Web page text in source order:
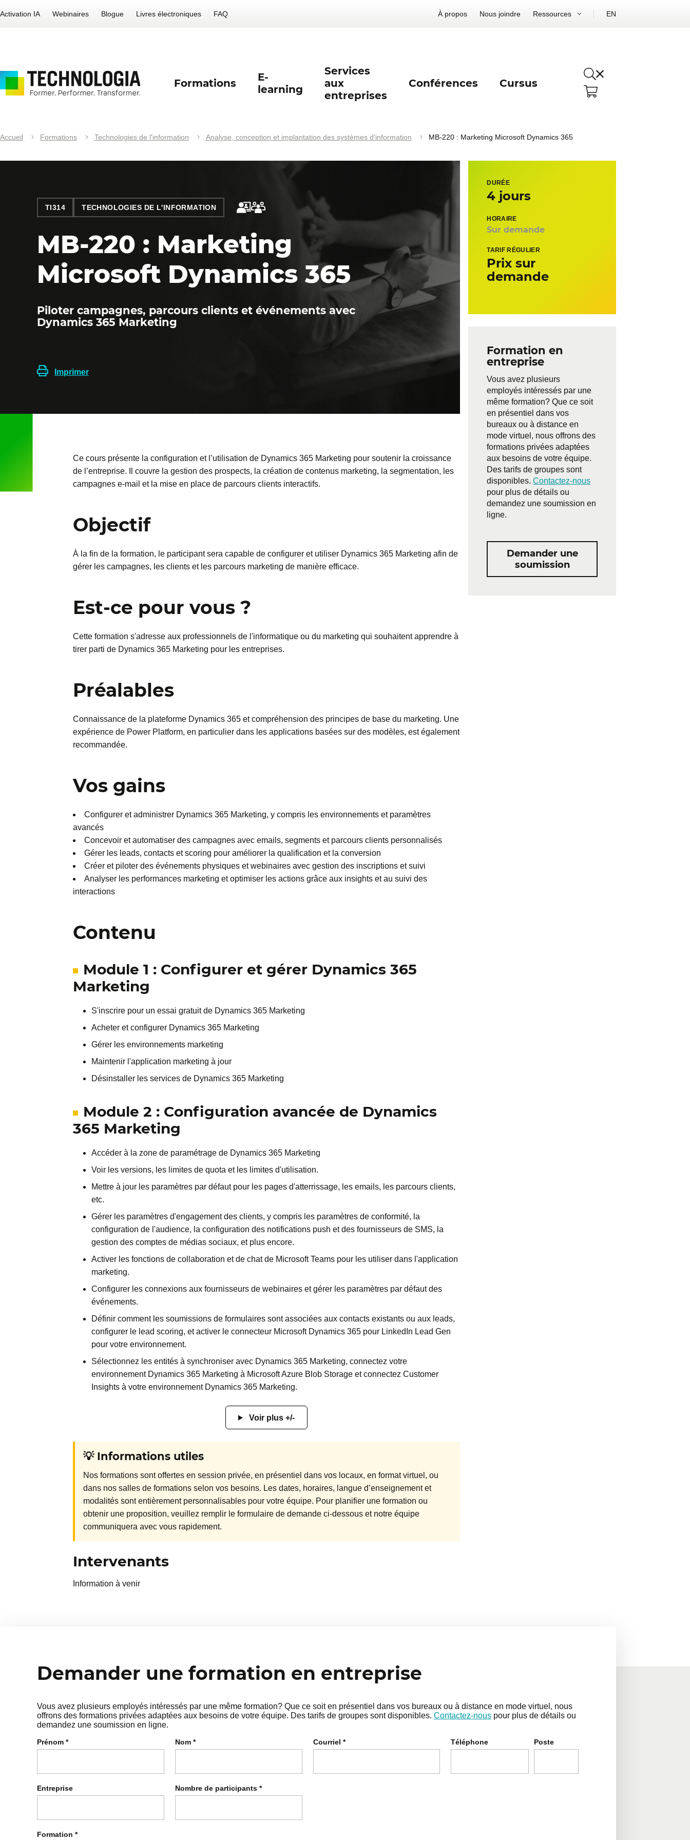
Activation IA Webinaires Blogue Livres électroniques FAQ À propos Nous joindre Ressources EN
Formations
E-
learning
Services
aux
entreprises
Conférences Cursus
Accueil Formations Technologies de l'information Analyse, conception et implantation des systèmes d'information MB-220 : Marketing Microsoft Dynamics 365
TI314 TECHNOLOGIES DE L'INFORMATION
MB-220 : Marketing
Microsoft Dynamics 365
Piloter campagnes, parcours clients et événements avec
Dynamics 365 Marketing
Imprimer
Ce cours présente la configuration et l’utilisation de Dynamics 365 Marketing pour soutenir la croissance
de l’entreprise. Il couvre la gestion des prospects, la création de contenus marketing, la segmentation, les
campagnes e-mail et la mise en place de parcours clients interactifs.
Objectif
À la fin de la formation, le participant sera capable de configurer et utiliser Dynamics 365 Marketing afin de
gérer les campagnes, les clients et les parcours marketing de manière efficace.
Est-ce pour vous ?
Cette formation s'adresse aux professionnels de l'informatique ou du marketing qui souhaitent apprendre à
tirer parti de Dynamics 365 Marketing pour les entreprises.
Préalables
Connaissance de la plateforme Dynamics 365 et compréhension des principes de base du marketing. Une
expérience de Power Platform, en particulier dans les applications basées sur des modèles, est également
recommandée.
Vos gains
Configurer et administrer Dynamics 365 Marketing, y compris les environnements et paramètres
avancés
Concevoir et automatiser des campagnes avec emails, segments et parcours clients personnalisés
Gérer les leads, contacts et scoring pour améliorer la qualification et la conversion
Créer et piloter des événements physiques et webinaires avec gestion des inscriptions et suivi
Analyser les performances marketing et optimiser les actions grâce aux insights et au suivi des
interactions
Contenu
Module 1 : Configurer et gérer Dynamics 365
Marketing
S'inscrire pour un essai gratuit de Dynamics 365 Marketing
Acheter et configurer Dynamics 365 Marketing
Gérer les environnements marketing
Maintenir l'application marketing à jour
Désinstaller les services de Dynamics 365 Marketing
Module 2 : Configuration avancée de Dynamics
365 Marketing
Accéder à la zone de paramétrage de Dynamics 365 Marketing
Voir les versions, les limites de quota et les limites d'utilisation.
Mettre à jour les paramètres par défaut pour les pages d'atterrissage, les emails, les parcours clients,
etc.
Gérer les paramètres d'engagement des clients, y compris les paramètres de conformité, la
configuration de l'audience, la configuration des notifications push et des fournisseurs de SMS, la
gestion des comptes de médias sociaux, et plus encore.
Activer les fonctions de collaboration et de chat de Microsoft Teams pour les utiliser dans l'application
marketing.
Configurer les connexions aux fournisseurs de webinaires et gérer les paramètres par défaut des
événements.
Définir comment les soumissions de formulaires sont associées aux contacts existants ou aux leads,
configurer le lead scoring, et activer le connecteur Microsoft Dynamics 365 pour LinkedIn Lead Gen
pour votre environnement.
Sélectionnez les entités à synchroniser avec Dynamics 365 Marketing, connectez votre
environnement Dynamics 365 Marketing à Microsoft Azure Blob Storage et connectez Customer
Insights à votre environnement Dynamics 365 Marketing.
Voir plus +/-
💡 Informations utiles
Nos formations sont offertes en session privée, en présentiel dans vos locaux, en format virtuel, ou
dans nos salles de formations selon vos besoins. Les dates, horaires, langue d’enseignement et
modalités sont entièrement personnalisables pour votre équipe. Pour planifier une formation ou
obtenir une proposition, veuillez remplir le formulaire de demande ci-dessous et notre équipe
communiquera avec vous rapidement.
Intervenants
Information à venir
DURÉE
4 jours
HORAIRE
Sur demande
TARIF RÉGULIER
Prix sur
demande
Formation en
entreprise
Vous avez plusieurs
employés intéressés par une
même formation? Que ce soit
en présentiel dans vos
bureaux ou à distance en
mode virtuel, nous offrons des
formations privées adaptées
aux besoins de votre équipe.
Des tarifs de groupes sont
disponibles.Contactez-nous
pour plus de détails ou
demandez une soumission en
ligne.
Demander une
soumission
Demander une formation en entreprise
Vous avez plusieurs employés intéressés par une même formation? Que ce soit en présentiel dans vos bureaux ou à distance en mode virtuel, nous
offrons des formations privées adaptées aux besoins de votre équipe. Des tarifs de groupes sont disponibles. Contactez-nous pour plus de détails ou
demandez une soumission en ligne.
Prénom * Nom * Courriel * Téléphone Poste
Entreprise Nombre de participants *
Formation *